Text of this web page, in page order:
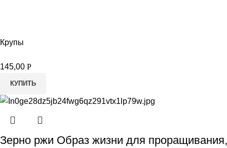
Крупы
145,00 Р
КУПИТЬ
Зерно ржи Образ жизни для